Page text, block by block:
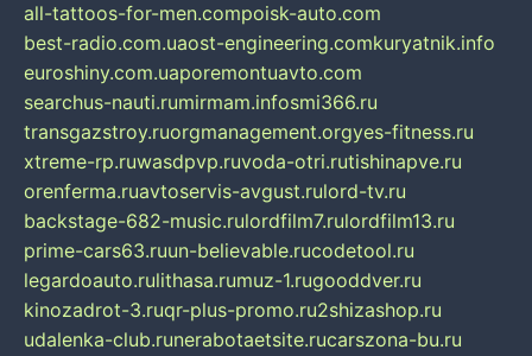
all-tattoos-for-men.compoisk-auto.com
best-radio.com.uaost-engineering.comkuryatnik.info
euroshiny.com.uaporemontuavto.com
searchus-nauti.rumirmam.infosmi366.ru
transgazstroy.ruorgmanagement.orgyes-fitness.ru
xtreme-rp.ruwasdpvp.ruvoda-otri.rutishinapve.ru
orenferma.ruavtoservis-avgust.rulord-tv.ru
backstage-682-music.rulordfilm7.rulordfilm13.ru
prime-cars63.ruun-believable.rucodetool.ru
legardoauto.rulithasa.rumuz-1.rugooddver.ru
kinozadrot-3.ruqr-plus-promo.ru2shizashop.ru
udalenka-club.runerabotaetsite.rucarszona-bu.ru